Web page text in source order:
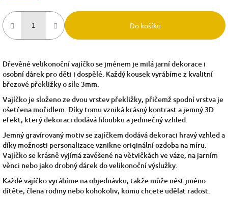
Do košíku
Dřevěné velikonoční vajíčko se jménem je milá jarní dekorace i
osobní dárek pro děti i dospělé. Každý kousek vyrábíme z kvalitní
březové překližky o síle 3mm.
Vajíčko je složeno ze dvou vrstev překližky, přičemž spodní vrstva je
ošetřena mořidlem. Díky tomu vzniká krásný kontrast a jemný 3D
efekt, který dekoraci dodává hloubku a jedinečný vzhled.
Jemný gravírovaný motiv se zajíčkem dodává dekoraci hravý vzhled a
díky možnosti personalizace vznikne originální ozdoba na míru.
Vajíčko se krásně vyjímá zavěšené na větvičkách ve váze, na jarním
věnci nebo jako drobný dárek do velikonoční výslužky.
Každé vajíčko vyrábíme na objednávku, takže může nést jméno
dítěte, člena rodiny nebo kohokoliv, komu chcete udělat radost.